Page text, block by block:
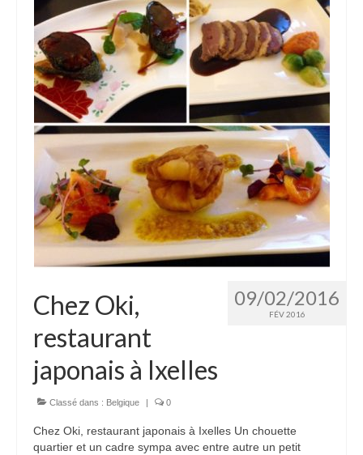
09/02/2016
FÉV 2016
Chez Oki,
restaurant
japonais à Ixelles
Classé dans : Belgique | 0
Chez Oki, restaurant japonais à Ixelles Un chouette
quartier et un cadre sympa avec entre autre un petit